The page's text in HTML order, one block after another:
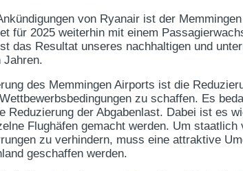
von Ryanair ist der
für 2025 weiterhin mit einem
das Resultat unseres nachhaltigen und
Jahren.
des Memmingen Airports ist die
zu schaffen. Es
Reduzierung der Abgabenlast. Dabei ist es
Flughäfen gemacht werden. Um staatlich
zu verhindern, muss eine attraktive
geschaffen werden.